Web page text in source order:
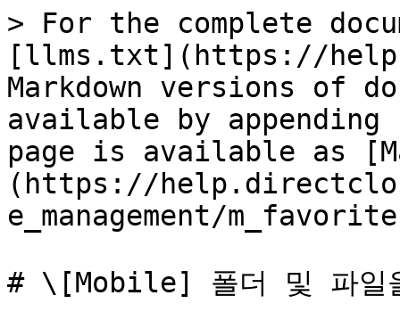
> For the complete
[llms.txt](https://
Markdown versions of
available by
page is available as
(https://
e_management/
# \[Mobile] 폴더 및 파일